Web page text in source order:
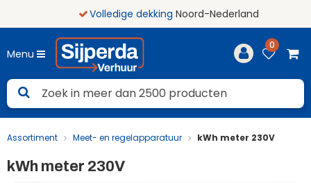
Volledige dekkingNoord-Nederland
Menu
0
Assortiment Meet- en regelapparatuur kWh meter 230V
kWh meter 230V